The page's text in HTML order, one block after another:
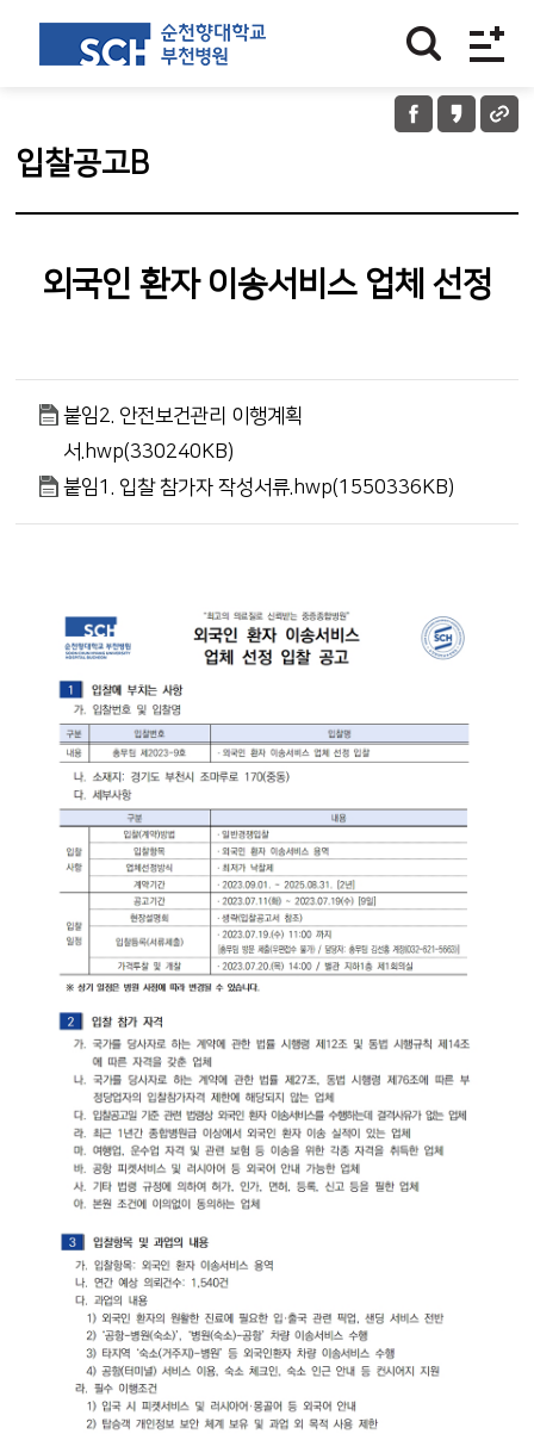
입찰공고B
외국인 환자 이송서비스 업체 선정
붙임2. 안전보건관리 이행계획
서.hwp(330240KB)
붙임1. 입찰 참가자 작성서류.hwp(1550336KB)